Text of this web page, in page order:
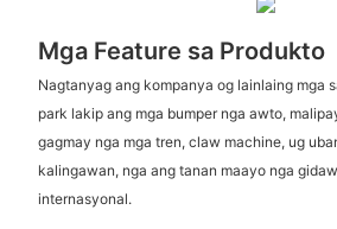
Mga Feature sa Produkto
Nagtanyag ang kompanya og lainlaing mga
park lakip ang mga bumper nga awto,
gagmay nga mga tren, claw machine, ug
kalingawan, nga ang tanan maayo nga
internasyonal.